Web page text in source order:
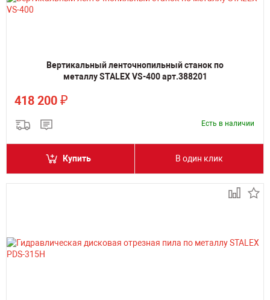
Вертикальный ленточнопильный станок по
металлу STALEX VS-400 арт.388201
418 200 ₽
Есть в наличии
Купить В один клик